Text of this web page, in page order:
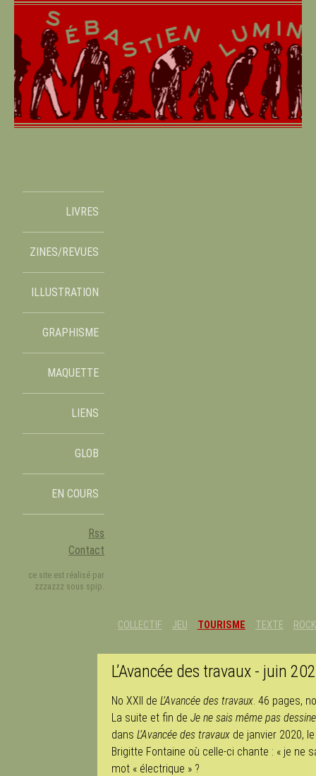
LIVRES
ZINES/REVUES
ILLUSTRATION
GRAPHISME
MAQUETTE
LIENS
GLOB
EN COURS
Rss
Contact
ce site est réalisé par
zzzazzz sous spip.
COLLECTIF JEU TOURISME TEXTE ROCK
L’Avancée des travaux - juin
No XXII de L’Avancée des travaux. 46 pages,
La suite et fin de Je ne sais même pas
dans L’Avancée des travauxde janvier 2020,
Brigitte Fontaine où celle-ci chante : « je ne
mot « électrique » ?